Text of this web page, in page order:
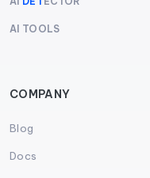
AI TOOLS
COMPANY
Blog
Docs